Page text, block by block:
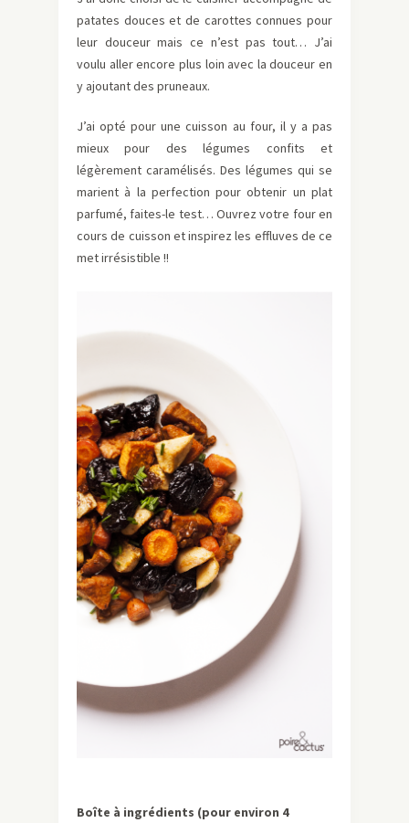
patates douces et de carottes connues pour
leur douceur mais ce n’est pas tout… J’ai
voulu aller encore plus loin avec la douceur en
y ajoutant des pruneaux.
J’ai opté pour une cuisson au four, il y a pas
mieux pour des légumes confits et
légèrement caramélisés. Des légumes qui se
marient à la perfection pour obtenir un plat
parfumé, faites-le test… Ouvrez votre four en
cours de cuisson et inspirez les effluves de ce
met irrésistible !!
Boîte à ingrédients (pour environ 4